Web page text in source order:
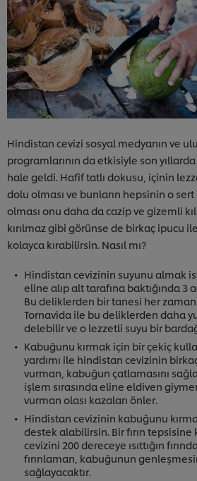
Hindistan cevizi sosyal medyanın ve
programlarının da etkisiyle son
hale geldi. Hafif tatlı dokusu, içinin
dolu olması ve bunların hepsinin o
olması onu daha da cazip ve gizemli
kırılmaz gibi görünse de birkaç ipucu
kolayca kırabilirsin. Nasıl mı?
Hindistan cevizinin suyunu almak
eline alıp alt tarafına baktığında 3
Bu deliklerden bir tanesi her
Tornavida ile bu deliklerden daha
delebilir ve o lezzetli suyu bir
Kabuğunu kırmak için bir çekiç
yardımı ile hindistan cevizinin
vurman, kabuğun çatlamasını
işlem sırasında eline eldiven
vurman olası kazaları önler.
Hindistan cevizinin kabuğunu
destek alabilirsin. Bir fırın tepsisine
cevizini 200 dereceye ısıttığın
fırınlaman, kabuğunun
sağlayacaktır.